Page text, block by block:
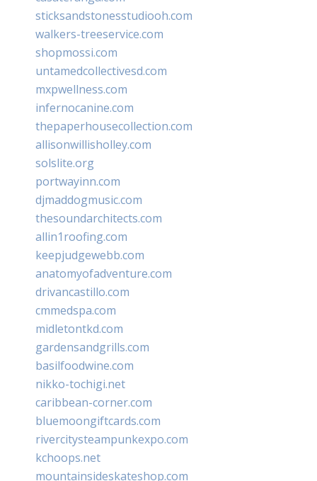
sticksandstonesstudiooh.com
walkers-treeservice.com
shopmossi.com
untamedcollectivesd.com
mxpwellness.com
infernocanine.com
thepaperhousecollection.com
allisonwillisholley.com
solslite.org
portwayinn.com
djmaddogmusic.com
thesoundarchitects.com
allin1roofing.com
keepjudgewebb.com
anatomyofadventure.com
drivancastillo.com
cmmedspa.com
midletontkd.com
gardensandgrills.com
basilfoodwine.com
nikko-tochigi.net
caribbean-corner.com
bluemoongiftcards.com
rivercitysteampunkexpo.com
kchoops.net
mountainsideskateshop.com